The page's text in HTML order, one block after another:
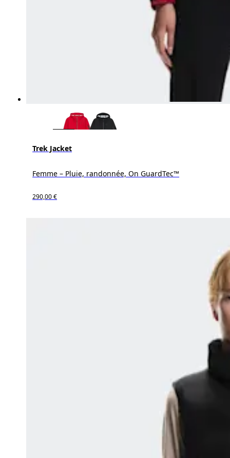
Trek Jacket
Femme – Pluie, randonnée, On GuardTec™
290,00 €